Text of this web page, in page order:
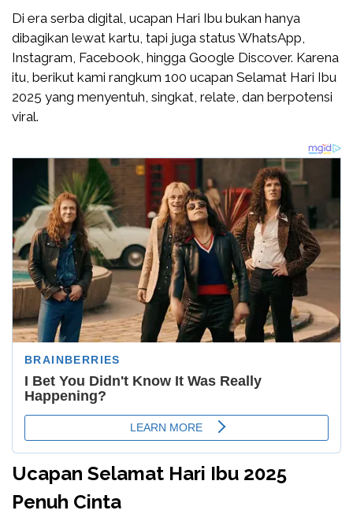
Di era serba digital, ucapan Hari Ibu bukan hanya
dibagikan lewat kartu, tapi juga status WhatsApp,
Instagram, Facebook, hingga Google Discover. Karena
itu, berikut kami rangkum 100 ucapan Selamat Hari Ibu
2025 yang menyentuh, singkat, relate, dan berpotensi
viral.
Ucapan Selamat Hari Ibu 2025
Penuh Cinta